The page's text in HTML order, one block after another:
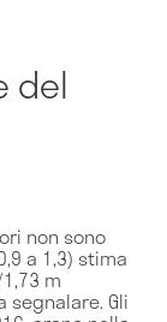
del
non sono
a 1,3) stima
m
segnalare. Gli